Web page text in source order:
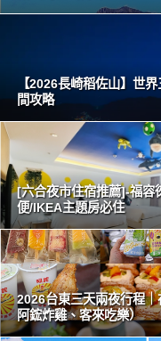
【2026長崎稻佐山】世
間攻略
[六合夜市住宿推薦]-福容
便/IKEA主題房必住
2026台東三天兩夜行程
阿鋐炸雞、客來吃樂）